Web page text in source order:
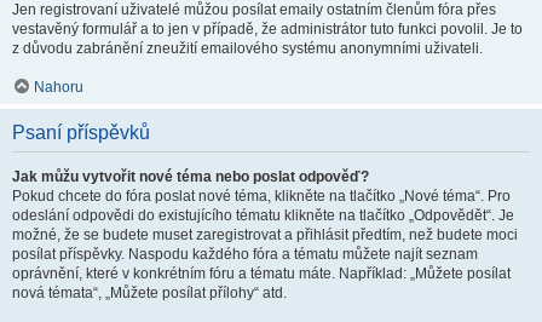
Jen registrovaní uživatelé můžou posílat emaily ostatním členům fóra přes
vestavěný formulář a to jen v případě, že administrátor tuto funkci povolil. Je to
z důvodu zabránění zneužití emailového systému anonymními uživateli.
Nahoru
Psaní příspěvků
Jak můžu vytvořit nové téma nebo poslat odpověď?
Pokud chcete do fóra poslat nové téma, klikněte na tlačítko „Nové téma“. Pro
odeslání odpovědi do existujícího tématu klikněte na tlačítko „Odpovědět“. Je
možné, že se budete muset zaregistrovat a přihlásit předtím, než budete moci
posílat příspěvky. Naspodu každého fóra a tématu můžete najít seznam
oprávnění, které v konkrétním fóru a tématu máte. Například: „Můžete posílat
nová témata“, „Můžete posílat přílohy“ atd.